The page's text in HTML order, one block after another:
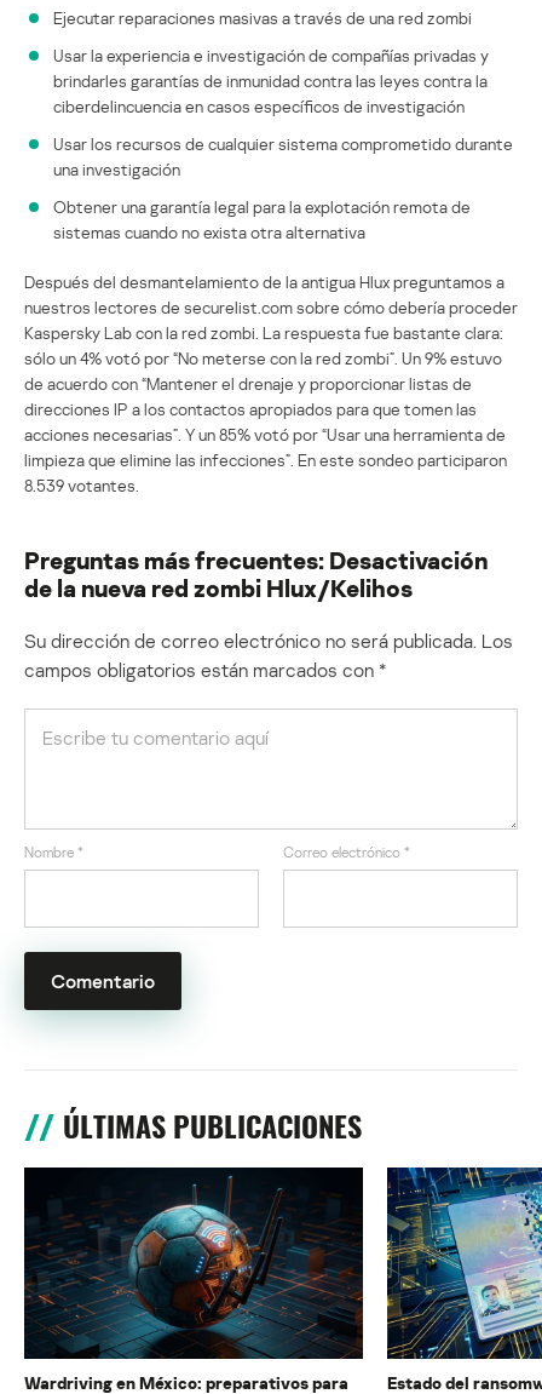
Ejecutar reparaciones masivas a través de una red zombi
Usar la experiencia e investigación de compañías privadas y
brindarles garantías de inmunidad contra las leyes contra la
ciberdelincuencia en casos específicos de investigación
Usar los recursos de cualquier sistema comprometido durante
una investigación
Obtener una garantía legal para la explotación remota de
sistemas cuando no exista otra alternativa
Después del desmantelamiento de la antigua Hlux preguntamos a
nuestros lectores de securelist.com sobre cómo debería proceder
Kaspersky Lab con la red zombi. La respuesta fue bastante clara:
sólo un 4% votó por “No meterse con la red zombi”. Un 9% estuvo
de acuerdo con “Mantener el drenaje y proporcionar listas de
direcciones IP a los contactos apropiados para que tomen las
acciones necesarias”. Y un 85% votó por “Usar una herramienta de
limpieza que elimine las infecciones”. En este sondeo participaron
8.539 votantes.
Preguntas más frecuentes: Desactivación
de la nueva red zombi Hlux/Kelihos
Su dirección de correo electrónico no será publicada. Los
campos obligatorios están marcados con *
Nombre * Correo electrónico *
ÚLTIMAS PUBLICACIONES
Wardriving en México: preparativos para
Estado del